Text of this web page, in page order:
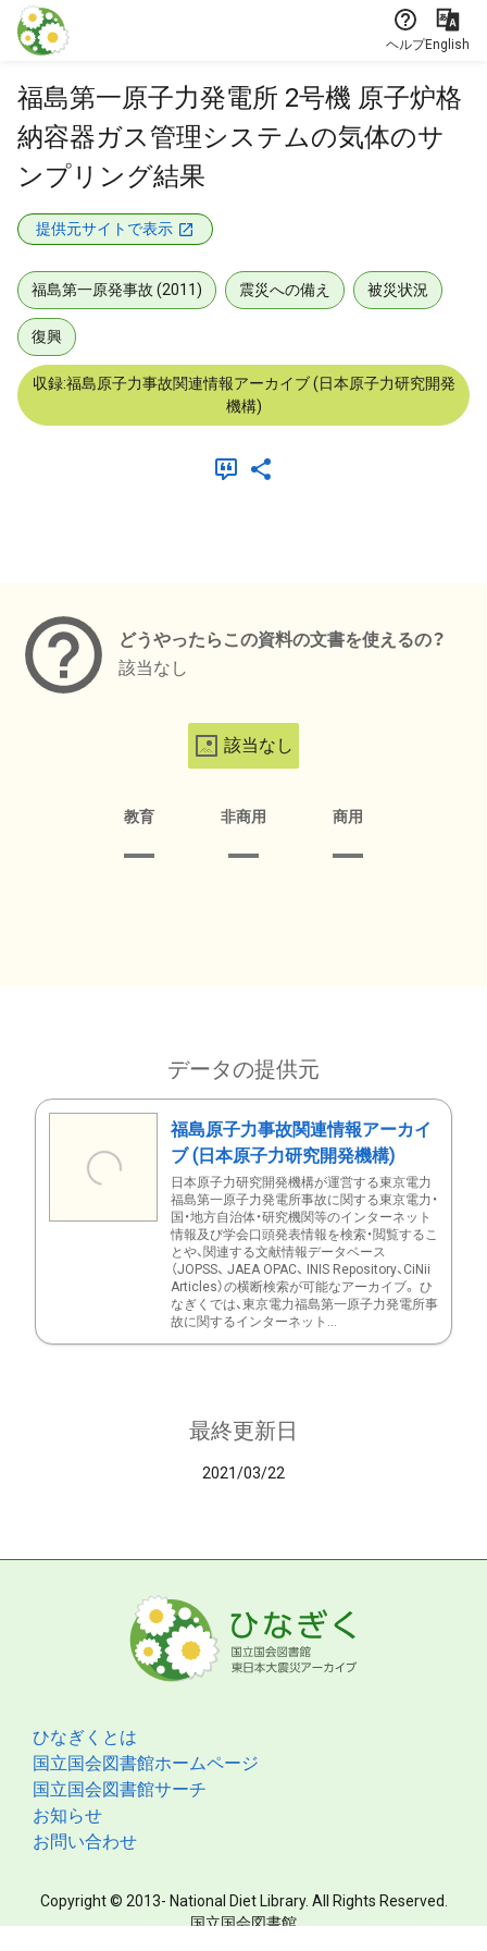
本文に飛ぶ
ヘルプEnglish
福島第一原子力発電所 2号機 原子炉格
納容器ガス管理システムの気体のサ
ンプリング結果
提供元サイトで表示
福島第一原発事故 (2011) 震災への備え 被災状況
復興
収録:福島原子力事故関連情報アーカイブ (日本原子力研究開発
機構)
どうやったらこの資料の文書を使えるの？
該当なし
該当なし
教育 非商用 商用
データの提供元
福島原子力事故関連情報アーカイ
ブ (日本原子力研究開発機構)
日本原子力研究開発機構が運営する東京電力
福島第一原子力発電所事故に関する東京電力・
国・地方自治体・研究機関等のインターネット
情報及び学会口頭発表情報を検索・閲覧するこ
とや、関連する文献情報データベース
（JOPSS、 JAEA OPAC、 INIS Repository、CiNii
Articles）の横断検索が可能なアーカイブ。 ひ
なぎくでは、東京電力福島第一原子力発電所事
故に関するインターネット...
最終更新日
2021/03/22
ひなぎくとは
国立国会図書館ホームページ
国立国会図書館サーチ
お知らせ
お問い合わせ
Copyright © 2013- National Diet Library. All Rights Reserved.